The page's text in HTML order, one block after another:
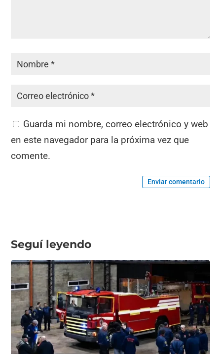
Guarda mi nombre, correo electrónico y web
en este navegador para la próxima vez que
comente.
Enviar comentario
Seguí leyendo